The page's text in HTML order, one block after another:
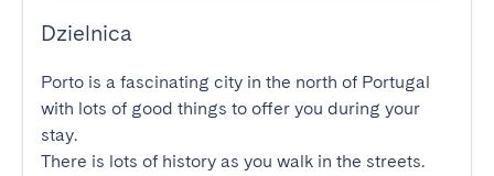
Dzielnica
Porto is a fascinating city in the north of Portugal
with lots of good things to offer you during your
stay.
There is lots of history as you walk in the streets.